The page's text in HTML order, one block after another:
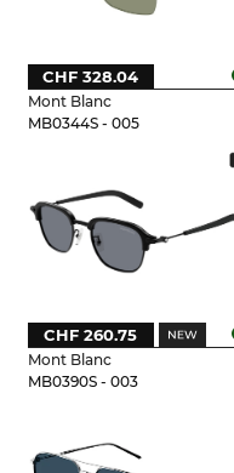
Mont Blanc
MB0344S - 005
CHF 328.04
Mont Blanc
MB0390S - 003
CHF 260.75